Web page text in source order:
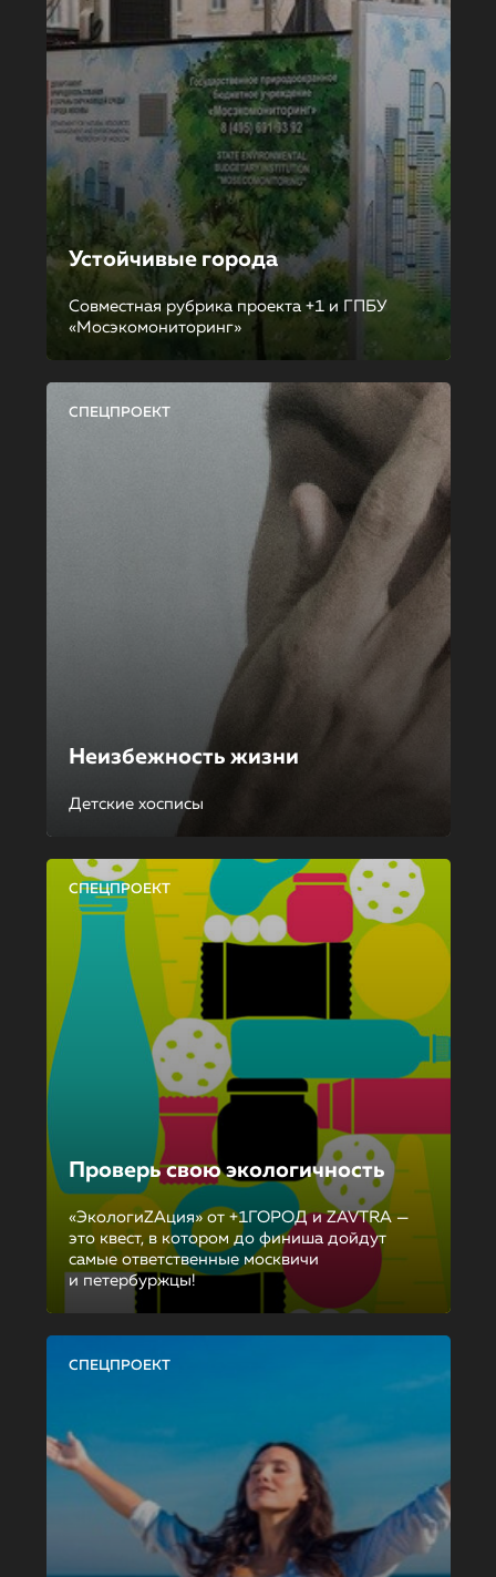
Устойчивые города
Совместная рубрика проекта +1 и ГПБУ
«Мосэкомониторинг»
СПЕЦПРОЕКТ
Неизбежность жизни
Детские хосписы
СПЕЦПРОЕКТ
Проверь свою экологичность
«ЭкологиZAция» от +1ГОРОД и ZAVTRA —
это квест, в котором до финиша дойдут
самые ответственные москвичи
и петербуржцы!
СПЕЦПРОЕКТ